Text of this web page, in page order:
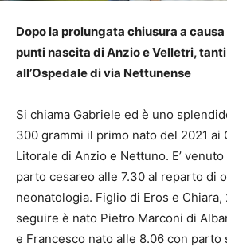
Dopo la prolungata chiusura a
punti nascita di Anzio e Velletri,
all’Ospedale di via Nettunense
Si chiama Gabriele ed è uno
300 grammi il primo nato del 2021 ai
Litorale di Anzio e Nettuno. E’
parto cesareo alle 7.30 al reparto di
neonatologia. Figlio di Eros e
seguire è nato Pietro Marconi di
e Francesco nato alle 8.06 con parto